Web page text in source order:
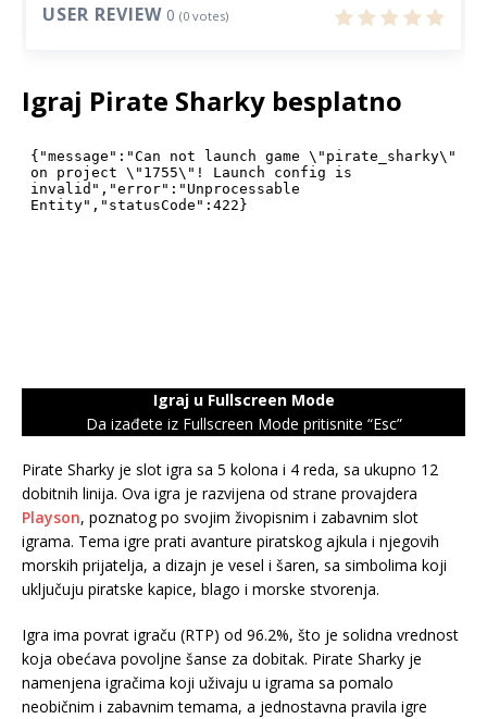
USER REVIEW 0 (0 votes)
Igraj Pirate Sharky besplatno
Igraj u Fullscreen Mode
Da izađete iz Fullscreen Mode pritisnite “Esc”
Pirate Sharky je slot igra sa 5 kolona i 4 reda, sa ukupno 12
dobitnih linija. Ova igra je razvijena od strane provajdera
Playson, poznatog po svojim živopisnim i zabavnim slot
igrama. Tema igre prati avanture piratskog ajkula i njegovih
morskih prijatelja, a dizajn je vesel i šaren, sa simbolima koji
uključuju piratske kapice, blago i morske stvorenja.
Igra ima povrat igraču (RTP) od 96.2%, što je solidna vrednost
koja obećava povoljne šanse za dobitak. Pirate Sharky je
namenjena igračima koji uživaju u igrama sa pomalo
neobičnim i zabavnim temama, a jednostavna pravila igre